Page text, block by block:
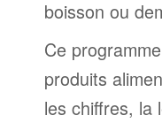
boisson ou
Ce
produits
les chiffres, la